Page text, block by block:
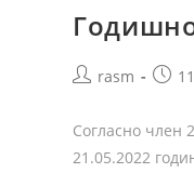
rasm
Согласно член
21.05.2022